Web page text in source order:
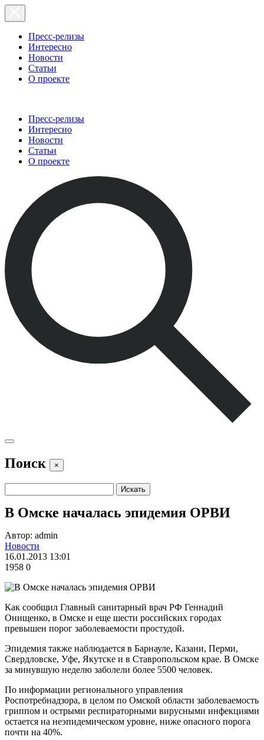
Пресс-релизы
Интересно
Новости
Статьи
О проекте
Пресс-релизы
Интересно
Новости
Статьи
О проекте
Поиск ×
В Омске началась эпидемия ОРВИ
Автор: admin
Новости
16.01.2013 13:01
1958 0
Как сообщил Главный санитарный врач РФ Геннадий
Онищенко, в Омске и еще шести российских городах
превышен порог заболеваемости простудой.
Эпидемия также наблюдается в Барнауле, Казани, Перми,
Свердловске, Уфе, Якутске и в Ставропольском крае. В Омске
за минувшую неделю заболели более 5500 человек.
По информации регионального управления
Роспотребнадзора, в целом по Омской области заболеваемость
гриппом и острыми респираторными вирусными инфекциями
остается на неэпидемическом уровне, ниже опасного порога
почти на 40%.